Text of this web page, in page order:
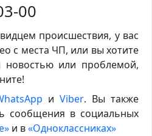
00
происшествия, у вас
с места ЧП, или вы хотите
новостью или проблемой,
иViber. Вы также
сообщения в социальных
и в«Одноклассниках»